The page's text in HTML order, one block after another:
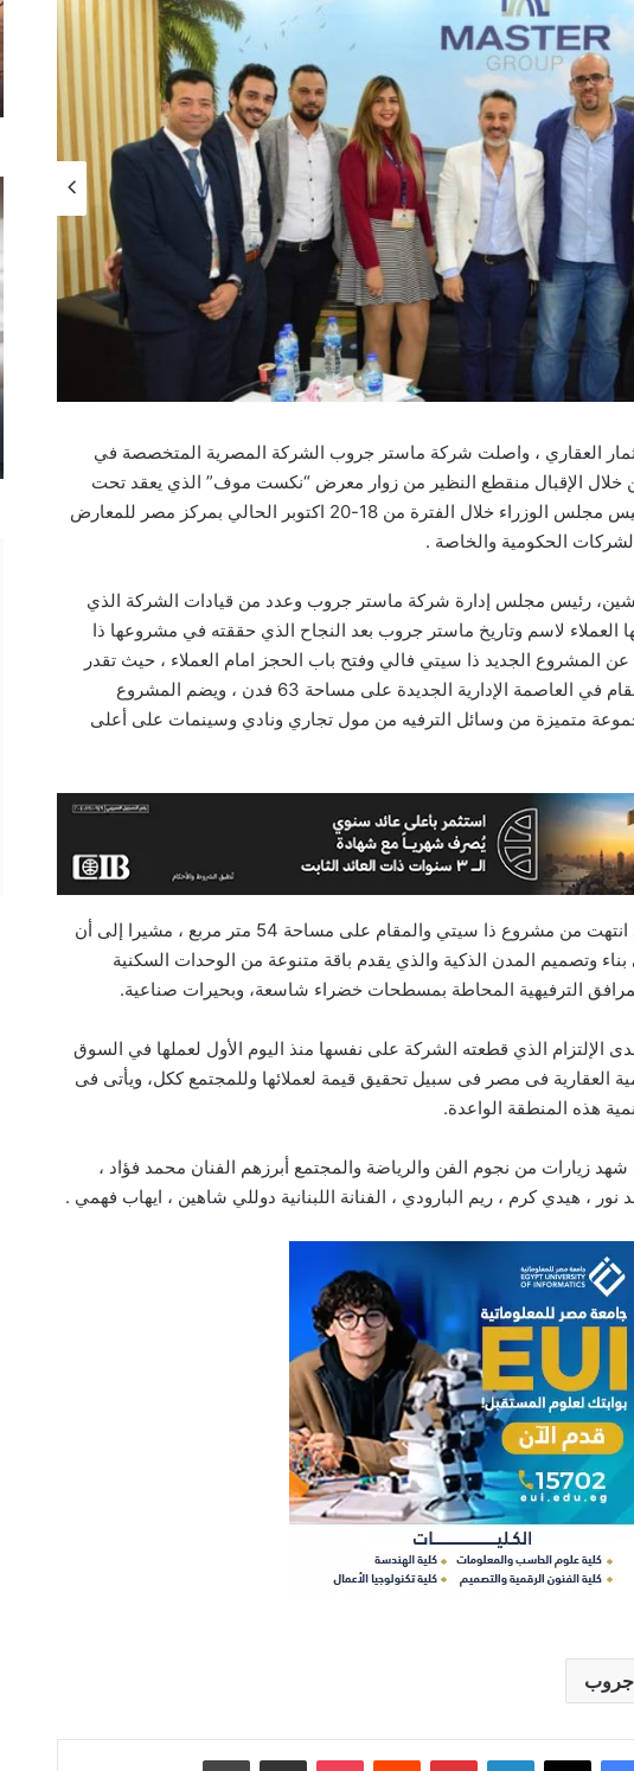
العقاري ، واصلت شركة ماستر جروب الشركة المصرية المتخصصة في
خلال الإقبال منقطع النظير من زوار معرض “نكست موف” الذي يعقد تحت
رعاية الدكتور مصطفى مدبولي رئيس مجلس الوزراء خلال الفترة من 18-20 اكتوبر الحالي بمركز مصر للمعارض
الحكومية والخاصة .
رئيس مجلس إدارة شركة ماستر جروب وعدد من قيادات الشركة الذي
العملاء لاسم وتاريخ ماستر جروب بعد النجاح الذي حققته في مشروعها ذا
المشروع الجديد ذا سيتي فالي وفتح باب الحجز امام العملاء ، حيث تقدر
استثماراته ب 6 مليارات جنيه والمقام في العاصمة الإدارية الجديدة على مساحة 63 فدن ، ويضم المشروع
متميزة من وسائل الترفيه من مول تجاري ونادي وسينمات على أعلى
أوضح لاشين ، أن الشركة كانت قد انتهت من مشروع ذا سيتي والمقام على مساحة 54 متر مربع ، مشيرا إلى أن
وتصميم المدن الذكية والذي يقدم باقة متنوعة من الوحدات السكنية
الترفيهية المحاطة بمسطحات خضراء شاسعة، وبحيرات صناعية.
الإلتزام الذي قطعته الشركة على نفسها منذ اليوم الأول لعملها في السوق
العقارية فى مصر فى سبيل تحقيق قيمة لعملائها وللمجتمع ككل، ويأتى فى
هذه المنطقة الواعدة.
زيارات من نجوم الفن والرياضة والمجتمع أبرزهم الفنان محمد فؤاد ،
، هيدي كرم ، ريم البارودي ، الفنانة اللبنانية دوللي شاهين ، ايهاب فهمي .
جروب
فيسبوك ‫X لينكدإن بينتيريست
‏Reddit
‫Pocket مشاركة عبر البريد طباعة